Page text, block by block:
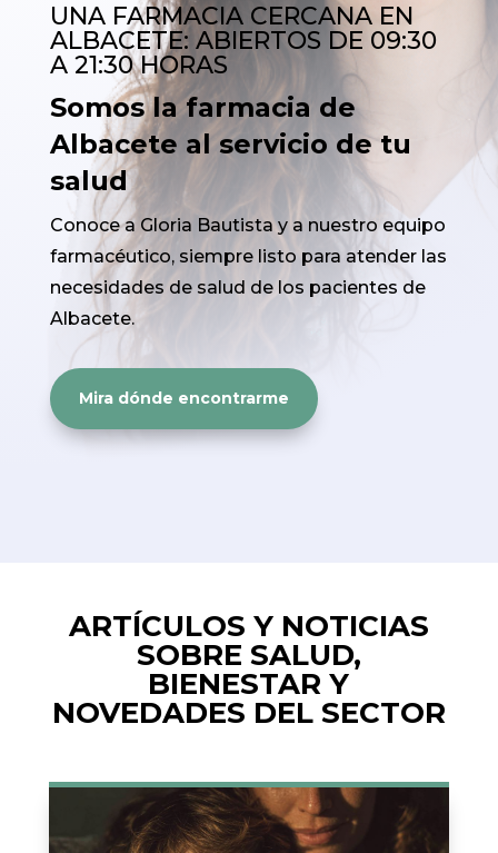
UNA FARMACIA CERCANA EN
ALBACETE: ABIERTOS DE 09:30
A 21:30 HORAS
Somos la farmacia de
Albacete al servicio de tu
salud
Conoce a Gloria Bautista y a nuestro equipo
farmacéutico, siempre listo para atender las
necesidades de salud de los pacientes de
Albacete.
Mira dónde encontrarme
ARTÍCULOS Y NOTICIAS
SOBRE SALUD,
BIENESTAR Y
NOVEDADES DEL SECTOR